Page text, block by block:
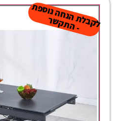
ל
ק
ב
ל
ת
הנ
ח
ה נו
ס
פ
ת
-
ה
ת
ק
ש
ר